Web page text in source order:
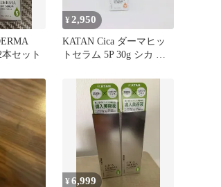
セット
¥2,950
KATAN Cica ダーマヒッ
トセラム 5P 30g シカ ニ
乾燥肌 毛穴 スキンケア
美容液 導入液 針美容液
¥6,999